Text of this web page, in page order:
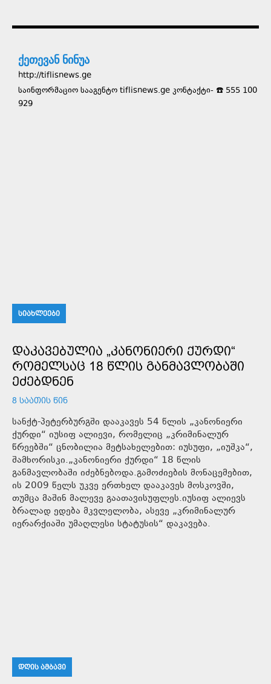
ქეთევან ნინუა
http://tiflisnews.ge
საინფორმაციო სააგენტო tiflisnews.ge კონტაქტი- ☎️ 555 100
929
ᲡᲘᲐᲮᲚᲔᲔᲑᲘ
ᲓᲐᲙᲐᲕᲔᲑᲣᲚᲘᲐ „ᲙᲐᲜᲝᲜᲘᲔᲠᲘ ᲥᲣᲠᲓᲘ“
ᲠᲝᲛᲔᲚᲡᲐᲪ 18 ᲬᲚᲘᲡ ᲒᲐᲜᲛᲐᲕᲚᲝᲑᲐᲨᲘ
ᲔᲫᲔᲑᲓᲜᲔᲜ
8 ᲡᲐᲐᲗᲘᲡ ᲬᲘᲜ
სანქტ-პეტერბურგში დააკავეს 54 წლის „კანონიერი
ქურდი“ იუსიფ ალიევი, რომელიც „კრიმინალურ
წრეებში“ ცნობილია მეტსახელებით: იუსუფი, „იუშკა“,
შამხორისკი.„კანონიერი ქურდი“ 18 წლის
განმავლობაში იძებნებოდა.გამოძიების მონაცემებით,
ის 2009 წელს უკვე ერთხელ დააკავეს მოსკოვში,
თუმცა მაშინ მალევე გაათავისუფლეს.იუსიფ ალიევს
ბრალად ედება მკვლელობა, ასევე „კრიმინალურ
იერარქიაში უმაღლესი სტატუსის“ დაკავება.
ᲓᲦᲘᲡ ᲐᲛᲑᲐᲕᲘ